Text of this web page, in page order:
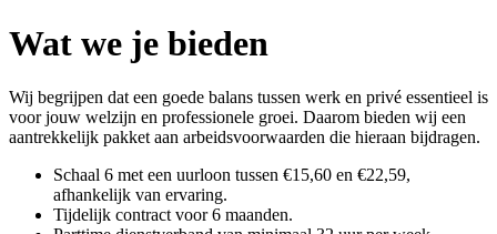
Wat we je bieden
Wij begrijpen dat een goede balans tussen werk en privé essentieel is
voor jouw welzijn en professionele groei. Daarom bieden wij een
aantrekkelijk pakket aan arbeidsvoorwaarden die hieraan bijdragen.
Schaal 6 met een uurloon tussen €15,60 en €22,59,
afhankelijk van ervaring.
Tijdelijk contract voor 6 maanden.